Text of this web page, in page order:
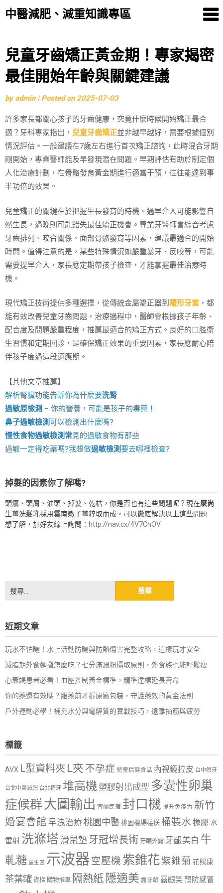
中醫減肥、減重知識專區
Skip
to
content
兒童牙齒矯正黃金期！專家揭密
最佳開始年齡與關鍵建議
byadmin | Posted on2025-07-03
許多家長都關心孩子的牙齒健康，究竟什麼時候開始矯正最合
適？牙科專家指出， 兒童牙齒矯正並非越早越好，需要根據個別
情況評估。一般建議在7歲左右進行首次矯正諮詢，此時混合牙期
剛開始，專業醫師能及早發現潛在問題。早期評估有助於制定個
人化治療計劃，在骨骼發育黃金期進行適當干預，往往能達到事
半功倍的效果。
兒童矯正的關鍵在於把握生長發育的時機。過早介入可能影響自
然生長，過晚則可能錯失最佳矯正機會。專業牙醫師會綜合考慮
牙齒排列、咬合關係、面部骨骼發育等因素，建議最適合的開始
時間。值得注意的是，某些特殊情況如嚴重暴牙、反咬等，可能
需要提早介入，家長應定期帶孩子檢查，才能掌握最佳治療時
機。
現代矯正技術提供多種選擇，從傳統金屬矯正器到 隱形牙套，都
能有效改善兒童牙齒問題。治療過程中，醫師會根據孩子年齡、
配合度及問題嚴重程度，推薦最適合的矯正方式。良好的口腔衛
生習慣和定期回診，是確保矯正效果的重要因素，家長應耐心陪
伴孩子度過這段適應期。
【其他文章推薦】
解析腎臟功能告訴你為什麼要洗腎
過敏原檢測 – 你的營養，可能是孩子的毒藥！
鼻子過敏檢測可以檢測出什麼嗎?
慢性食物過敏檢測 常見的過敏食物有那些
過敏一定得吃藥嗎?我想做過敏檢測要去哪裡檢查?
掉髮的因素你了解嗎?
頭癢、頭屑、油頭、掉髮、乾枯，你是否也有這些問題呢？現在麼尚
生薑洗髮乳採用雲南嫩子薑粹取而成，可以徹底解決以上這些問題
想了解，加好友線上詢問： http://nav.cx/4V7CnOV
尋
字:
近期文章
玩水不怕曬！水上活動防曬與防熱傷害完整攻略，這樣玩才安全
減脂期外食麵攤怎麼吃？七分滿澱粉攝取原則，外食族也能輕鬆瘦
心衰竭患者必看！血壓控制黃金標準，精準達標延長壽命
你的藥還有效嗎？服藥前才拆原廠包裝，守護藥效的黃金法則
戶外運動必學！補充水分與電解質的實戰技巧，遠離抽筋與疲勞
標籤
AVX L型資料夾 L夾 不孕症 兒童保健食品 內視鏡拉皮 台中假牙
台北中醫減肥 台北植牙 堆高機塑膠射出成型 多囊性卵巢
症候群大圖輸出 宜蘭民宿 封口機 提升免疫力 新竹
婚宴會館 早洩治療 桃園中醫 桃園機場接送 桶裝水 橡膠 水
雷射 洗滌塔 滑鼠墊 牙冠增長術 牙齦外露 牙齦美白 牛
軋糖 益生菌 示波器 空壓機 紫錐花紫錐菊 花賜康
茶葉罐 貨梯 購物推車 隔熱紙 隱適美 露牙齦 露齦笑預防感冒